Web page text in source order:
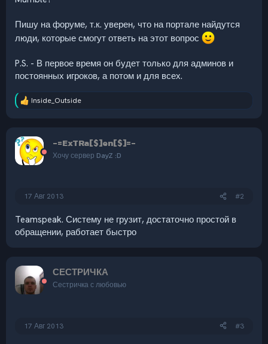
Пишу на форуме, т.к. уверен, что на портале найдутся
люди, которые смогут ответь на этот вопрос
P.S. - В первое время он будет только для админов и
постоянных игроков, а потом и для всех.
Р
ц
и
и
Inside_Outside
-=ExTRa[$]en[$]=-
Хочу сервер DayZ :D
17 Авг 2013 #2
Teamspeak. Систему не грузит, достаточно простой в
обращении, работает быстро
СЕСТРИЧКА
Сестричка с любовью
17 Авг 2013 #3